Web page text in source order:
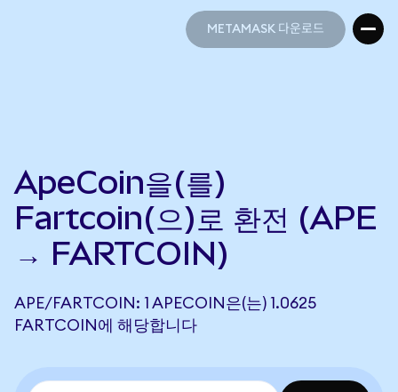
METAMASK 다운로드
ApeCoin을(를)
Fartcoin(으)로 환전 (APE
→ FARTCOIN)
APE/FARTCOIN: 1 APECOIN은(는) 1.0625
FARTCOIN에 해당합니다